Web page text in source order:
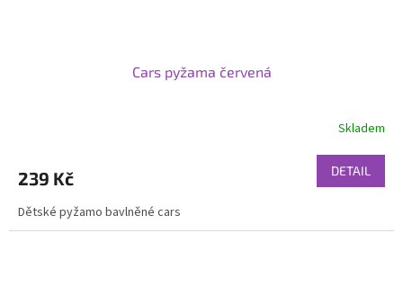
Cars pyžama červená
Skladem
239 Kč DETAIL
Dětské pyžamo bavlněné cars